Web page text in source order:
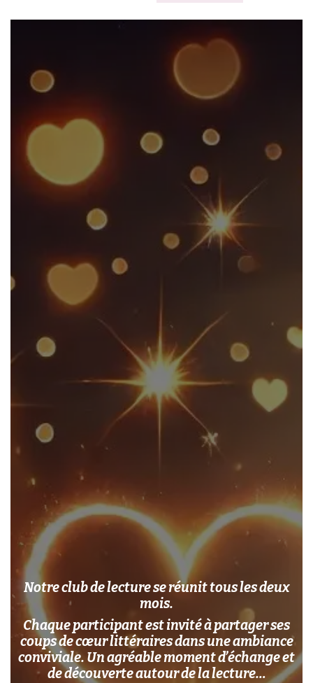
Notre club de lecture se réunit tous les deux
mois.
Chaque participant est invité à partager ses
coups de cœur littéraires dans une ambiance
conviviale. Un agréable moment d’échange et
de découverte autour de la lecture…